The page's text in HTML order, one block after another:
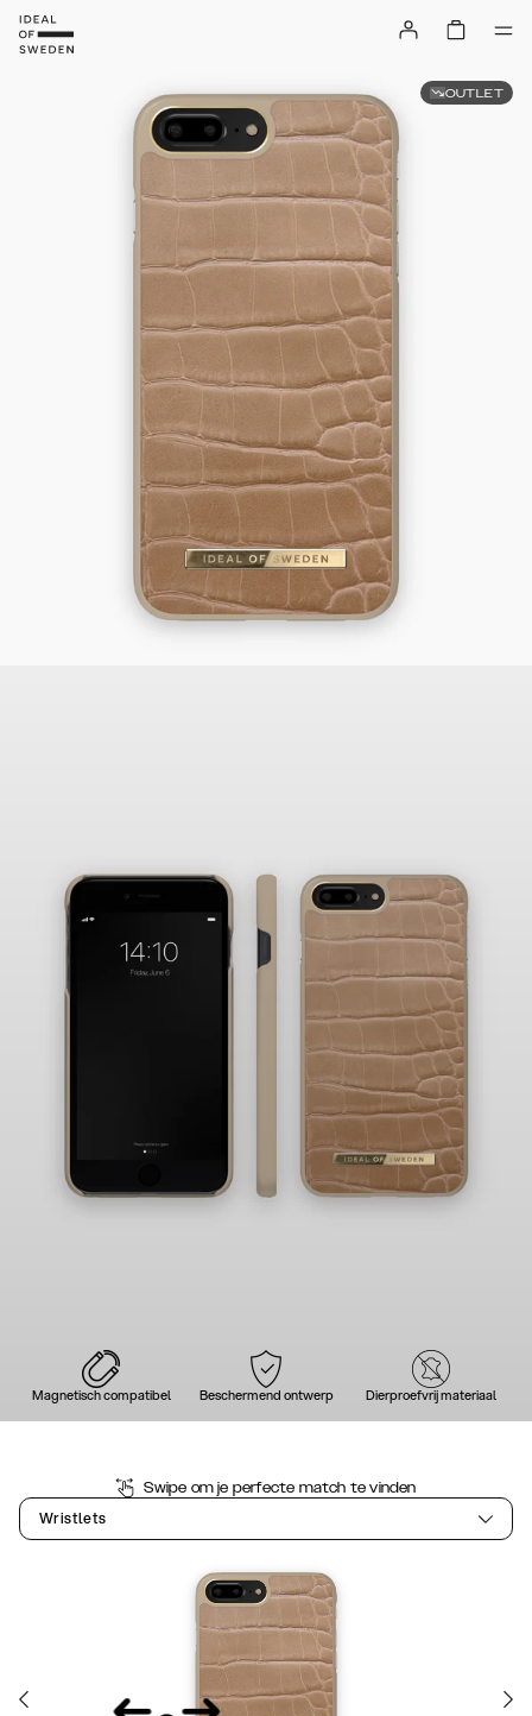
Magnetisch compatibel Beschermend ontwerp Dierproefvrij materiaal
Swipe om je perfecte match te vinden
Wristlets
OUTLET